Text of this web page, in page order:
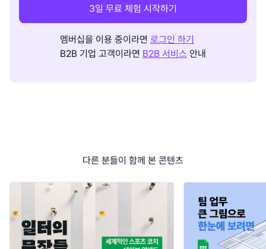
3일 무료 체험 시작하기
멤버십을 이용 중이라면 로그인 하기
B2B 기업 고객이라면 B2B 서비스 안내
다른 분들이 함께 본 콘텐츠